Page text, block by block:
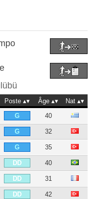
Poste Âge
Nat
G 40
G 32
G 35
DD 40
DD 31
DD 42